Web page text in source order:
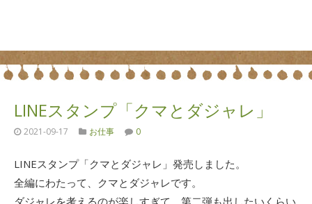
LINEスタンプ「クマとダジャレ」
2021-09-17 お仕事 0
LINEスタンプ「クマとダジャレ」発売しました。
全編にわたって、クマとダジャレです。
ダジャレを考えるのが楽しすぎて、第二弾も出したいくらい